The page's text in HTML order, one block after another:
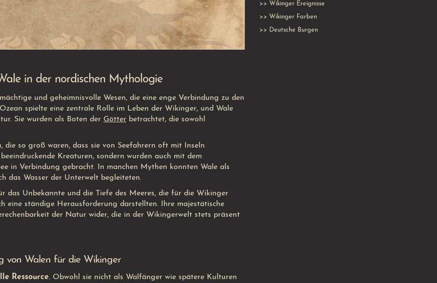
in der nordischen Mythologie
und geheimnisvolle Wesen, die eine enge Verbindung zu den
spielte eine zentrale Rolle im Leben der Wikinger, und Wale
Sie wurden als Boten der Götter betrachtet, die sowohl
, die so groß waren, dass sie von Seefahrern oft mit Inseln
Kreaturen, sondern wurden auch mit dem
in Verbindung gebracht. In manchen Mythen konnten Wale als
das Wasser der Unterwelt begleiteten.
das Unbekannte und die Tiefe des Meeres, die für die Wikinger
eine ständige Herausforderung darstellten. Ihre majestätische
der Natur wider, die in der Wikingerwelt stets präsent
von Walen für die Wikinger
Ressource. Obwohl sie nicht als Walfänger wie spätere Kulturen
>> Wikinger Ereignisse
>> Wikinger Farben
>> Deutsche Burgen